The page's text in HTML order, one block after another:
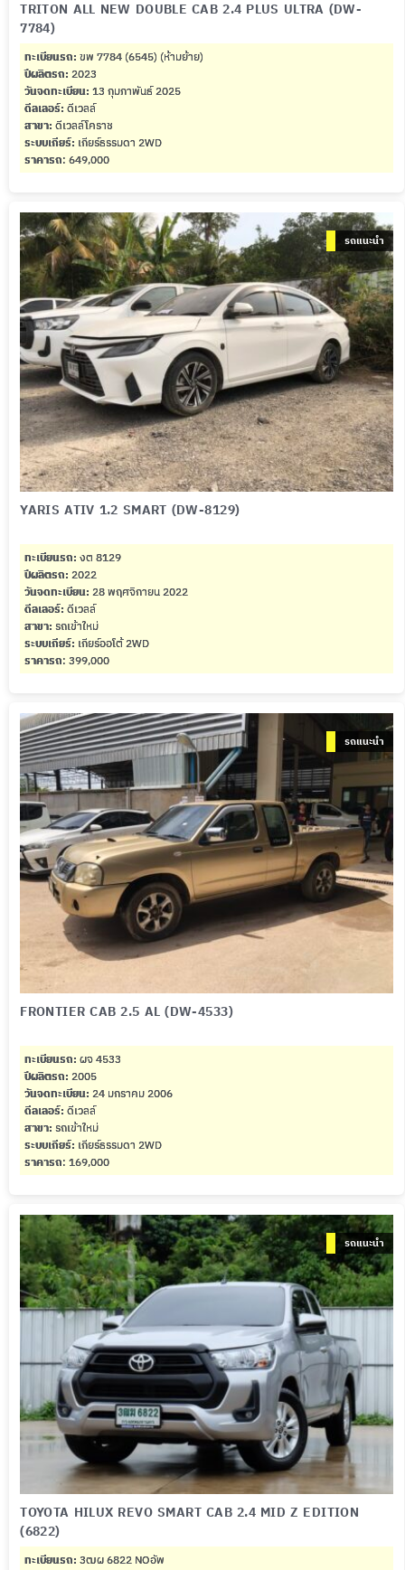
TRITON ALL NEW DOUBLE CAB 2.4 PLUS ULTRA (DW-
7784)
ทะเบียนรถ: ขพ 7784 (6545) (ห้ามย้าย)
ปีผลิตรถ: 2023
วันจดทะเบียน: 13 กุมภาพันธ์ 2025
ดีลเลอร์: ดีเวลล์
สาขา: ดีเวลล์โคราช
ระบบเกียร์: เกียร์ธรรมดา 2WD
ราคารถ: 649,000
รถแนะนำ
YARIS ATIV 1.2 SMART (DW-8129)
ทะเบียนรถ: งต 8129
ปีผลิตรถ: 2022
วันจดทะเบียน: 28 พฤศจิกายน 2022
ดีลเลอร์: ดีเวลล์
สาขา: รถเข้าใหม่
ระบบเกียร์: เกียร์ออโต้ 2WD
ราคารถ: 399,000
รถแนะนำ
FRONTIER CAB 2.5 AL (DW-4533)
ทะเบียนรถ: ผจ 4533
ปีผลิตรถ: 2005
วันจดทะเบียน: 24 มกราคม 2006
ดีลเลอร์: ดีเวลล์
สาขา: รถเข้าใหม่
ระบบเกียร์: เกียร์ธรรมดา 2WD
ราคารถ: 169,000
รถแนะนำ
TOYOTA HILUX REVO SMART CAB 2.4 MID Z EDITION
(6822)
ทะเบียนรถ: 3ฒผ 6822 NOอัพ